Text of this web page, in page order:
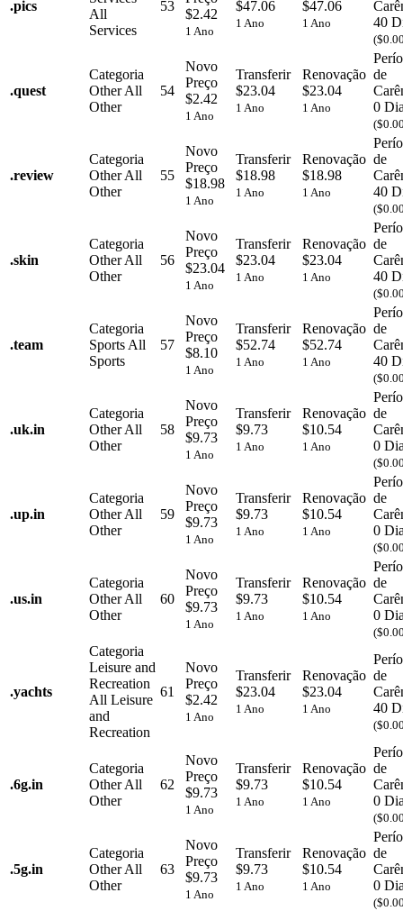
.pics
All
Services
53
$2.42
1 Ano
$47.06
1 Ano
$47.06
1 Ano
40
.quest
Categoria
OtherAll
Other
54
Novo
Preço
$2.42
1 Ano
Transferir
$23.04
1 Ano
Renovação
$23.04
1 Ano
de
0
.review
Categoria
OtherAll
Other
55
Novo
Preço
$18.98
1 Ano
Transferir
$18.98
1 Ano
Renovação
$18.98
1 Ano
de
40
.skin
Categoria
OtherAll
Other
56
Novo
Preço
$23.04
1 Ano
Transferir
$23.04
1 Ano
Renovação
$23.04
1 Ano
de
40
.team
Categoria
Sports All
Sports
57
Novo
Preço
$8.10
1 Ano
Transferir
$52.74
1 Ano
Renovação
$52.74
1 Ano
de
40
.uk.in
Categoria
OtherAll
Other
58
Novo
Preço
$9.73
1 Ano
Transferir
$9.73
1 Ano
Renovação
$10.54
1 Ano
de
0
.up.in
Categoria
OtherAll
Other
59
Novo
Preço
$9.73
1 Ano
Transferir
$9.73
1 Ano
Renovação
$10.54
1 Ano
de
0
.us.in
Categoria
OtherAll
Other
60
Novo
Preço
$9.73
1 Ano
Transferir
$9.73
1 Ano
Renovação
$10.54
1 Ano
de
0
.yachts
Categoria
Leisure and
Recreation
All Leisure
and
Recreation
61
Novo
Preço
$2.42
1 Ano
Transferir
$23.04
1 Ano
Renovação
$23.04
1 Ano
de
40
.6g.in
Categoria
OtherAll
Other
62
Novo
Preço
$9.73
1 Ano
Transferir
$9.73
1 Ano
Renovação
$10.54
1 Ano
de
0
.5g.in
Categoria
OtherAll
Other
63
Novo
Preço
$9.73
1 Ano
Transferir
$9.73
1 Ano
Renovação
$10.54
1 Ano
de
0